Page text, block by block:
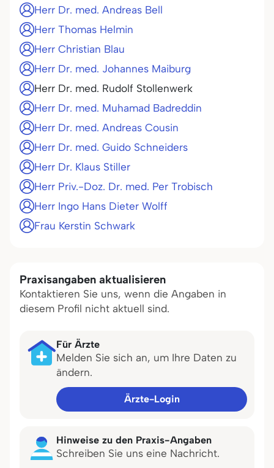
Herr Dr. med. Andreas Bell
Herr Thomas Helmin
Herr Christian Blau
Herr Dr. med. Johannes Maiburg
Herr Dr. med. Rudolf Stollenwerk
Herr Dr. med. Muhamad Badreddin
Herr Dr. med. Andreas Cousin
Herr Dr. med. Guido Schneiders
Herr Dr. Klaus Stiller
Herr Priv.-Doz. Dr. med. Per Trobisch
Herr Ingo Hans Dieter Wolff
Frau Kerstin Schwark
Praxisangaben aktualisieren
Kontaktieren Sie uns, wenn die Angaben in
diesem Profil nicht aktuell sind.
Für Ärzte
Melden Sie sich an, um Ihre Daten zu
ändern.
Ärzte-Login
Hinweise zu den Praxis-Angaben
Schreiben Sie uns eine Nachricht.